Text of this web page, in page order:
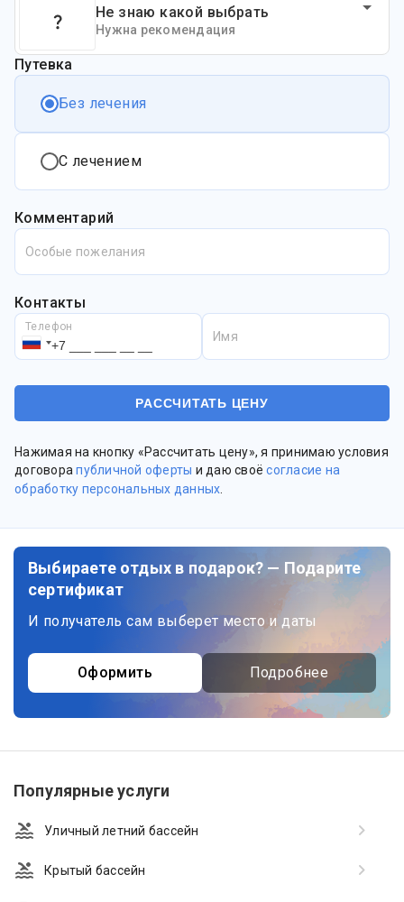
Не знаю какой выбрать
Нужна рекомендация
Путевка
Без лечения
С лечением
Комментарий
Особые пожелания
Контакты
Телефон
Имя
Нажимая на кнопку «Рассчитать цену», я принимаю условия
договорапубличной оферты и даю своёсогласие на
обработку персональных данных
Выбираете отдых в подарок? — Подарите
сертификат
И получатель сам выберет место и даты
Оформить Подробнее
Популярные услуги
Уличный летний бассейн
Крытый бассейн